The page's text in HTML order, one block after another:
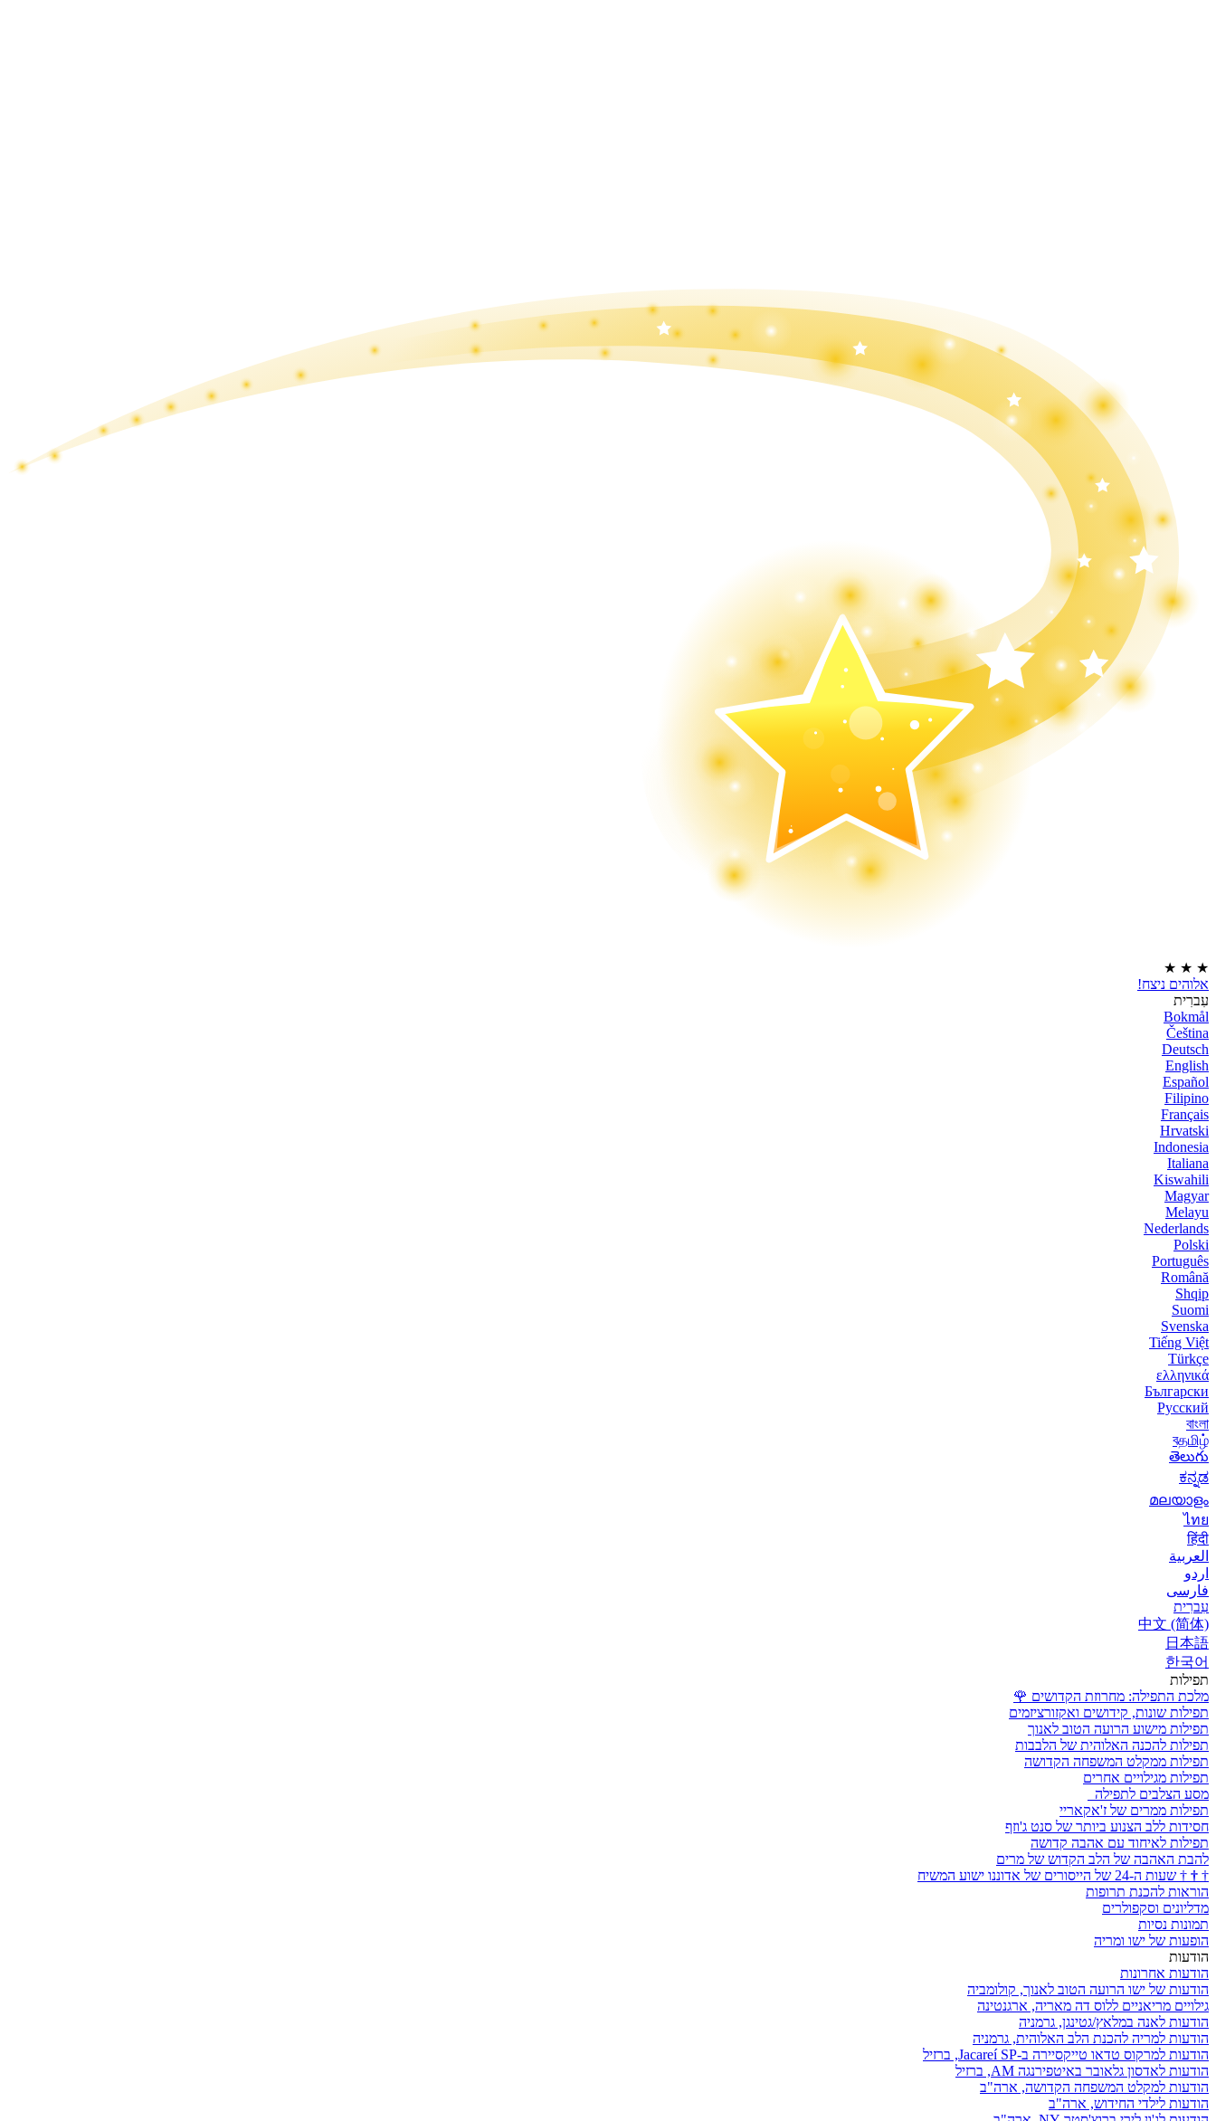
★
★
★
אלוהים ניצח!
עִברִית
Bokmål
Čeština
Deutsch
English
Español
Filipino
Français
Hrvatski
Indonesia
Italiana
Kiswahili
Magyar
Melayu
Nederlands
Polski
Português
Română
Shqip
Suomi
Svenska
Tiếng Việt
Türkçe
ελληνικά
Български
Русский
বাংলা
বதமிழ்
తెలుగు
ಕನ್ನಡ
മലയാളം
ไทย
हिंदी
العربية
اردو
فارسی
עִברִית
中文 (简体)
日本語
한국어
תפילות
מלכת התפילה: מחרוזת הקדושים 🌹
תפילות שונות, קידושים ואקזורציזמים
תפילות מישוע הרועה הטוב לאנוך
תפילות להכנה האלוהית של הלבבות
תפילות ממקלט המשפחה הקדושה
תפילות מגילויים אחרים
מסע הצלבים לתפילה
תפילות ממרים של ז'אקאריי
חסידות ללב הצנוע ביותר של סנט ג'וזף
תפילות לאיחוד עם אהבה קדושה
להבת האהבה של הלב הקדוש של מרים
†
†
† שעות ה-24 של הייסורים של אדוננו ישוע המשיח
הוראות להכנת תרופות
מדליונים וסקפולרים
תמונות נסיות
הופעות של ישו ומריה
הודעות
הודעות אחרונות
הודעות של ישו הרועה הטוב לאנוך, קולומביה
גילויים מריאניים ללוס דה מאריה, ארגנטינה
הודעות לאנה במלאץ/גטינגן, גרמניה
הודעות למריה להכנת הלב האלוהית, גרמניה
הודעות למרקוס טדאו טייקסיירה ב-Jacareí SP, ברזיל
הודעות לאדסון גלאובר באיטפירנגה AM, ברזיל
הודעות למקלט המשפחה הקדושה, ארה"ב
הודעות לילדי החידוש, ארה"ב